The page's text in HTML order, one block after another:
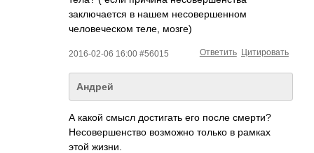
заключается в нашем несовершенном
человеческом теле, мозге)
2016-02-06 16:00 #56015 Цитировать
Ответить
Андрей
А какой смысл достигать его после смерти?
Несовершенство возможно только в рамках
этой жизни.